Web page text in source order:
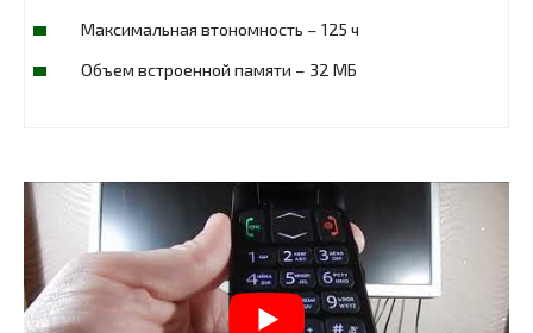
Максимальная втономность – 125 ч
Объем встроенной памяти – 32 МБ